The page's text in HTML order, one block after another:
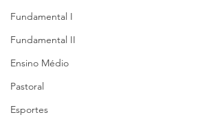
Fundamental I
Fundamental II
Ensino Médio
Pastoral
Esportes